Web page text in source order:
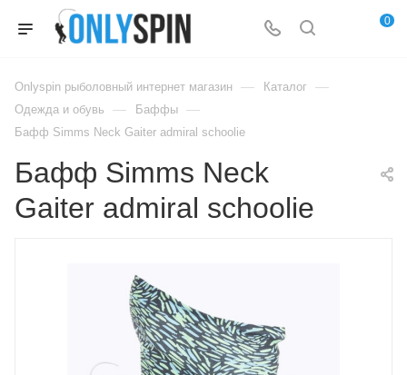
0
Onlyspin рыболовный интернет магазин — Каталог —
Одежда и обувь — Баффы —
Бафф Simms Neck Gaiter admiral schoolie
Бафф Simms Neck
Gaiter admiral schoolie